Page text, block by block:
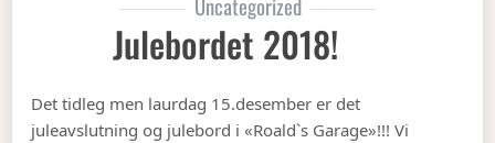
Uncategorized
Julebordet 2018!
Det tidleg men laurdag 15.desember er det
juleavslutning og julebord i «Roald`s Garage»!!! Vi